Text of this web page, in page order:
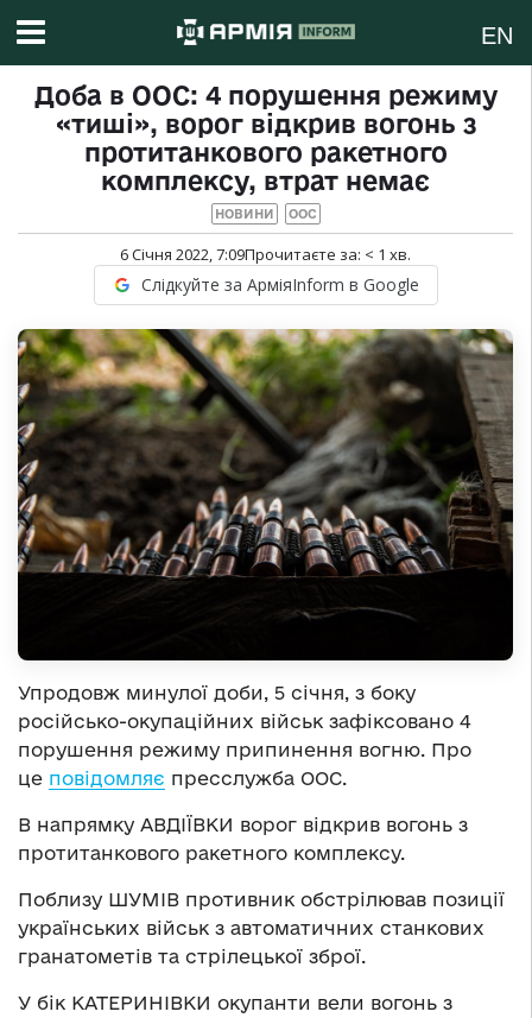
EN
Доба в ООС: 4 порушення режиму
«тиші», ворог відкрив вогонь з
протитанкового ракетного
комплексу, втрат немає
НОВИНИ ООС
6 Січня 2022, 7:09Прочитаєте за: < 1 хв.
Слідкуйте за АрміяInform в Google
Упродовж минулої доби, 5 січня, з боку
російсько-окупаційних військ зафіксовано 4
порушення режиму припинення вогню. Про
це повідомляє пресслужба ООС.
В напрямку АВДІЇВКИ ворог відкрив вогонь з
протитанкового ракетного комплексу.
Поблизу ШУМІВ противник обстрілював позиції
українських військ з автоматичних станкових
гранатометів та стрілецької зброї.
У бік КАТЕРИНІВКИ окупанти вели вогонь з